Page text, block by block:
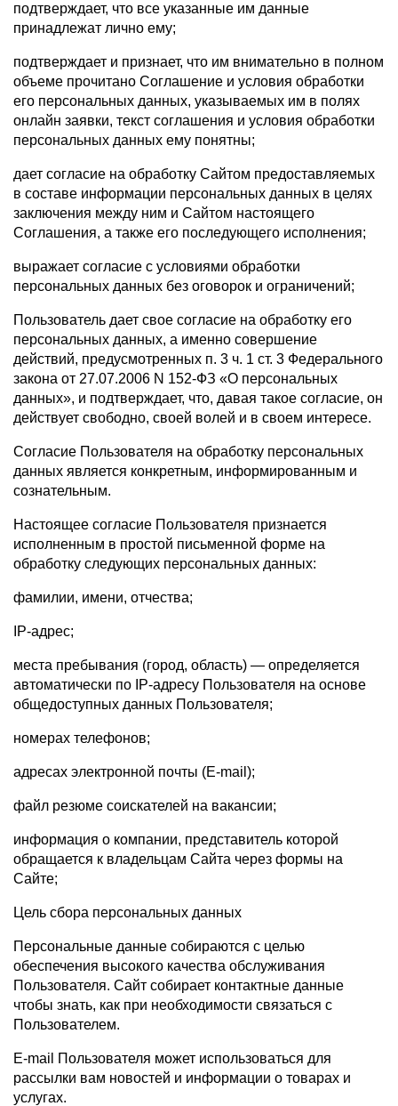
подтверждает, что все указанные им данные
принадлежат лично ему;
подтверждает и признает, что им внимательно в полном
объеме прочитано Соглашение и условия обработки
его персональных данных, указываемых им в полях
онлайн заявки, текст соглашения и условия обработки
персональных данных ему понятны;
дает согласие на обработку Сайтом предоставляемых
в составе информации персональных данных в целях
заключения между ним и Сайтом настоящего
Соглашения, а также его последующего исполнения;
выражает согласие с условиями обработки
персональных данных без оговорок и ограничений;
Пользователь дает свое согласие на обработку его
персональных данных, а именно совершение
действий, предусмотренных п. 3 ч. 1 ст. 3 Федерального
закона от 27.07.2006 N 152-ФЗ «О персональных
данных», и подтверждает, что, давая такое согласие, он
действует свободно, своей волей и в своем интересе.
Согласие Пользователя на обработку персональных
данных является конкретным, информированным и
сознательным.
Настоящее согласие Пользователя признается
исполненным в простой письменной форме на
обработку следующих персональных данных:
фамилии, имени, отчества;
IP-адрес;
места пребывания (город, область) — определяется
автоматически по IP-адресу Пользователя на основе
общедоступных данных Пользователя;
номерах телефонов;
адресах электронной почты (E-mail);
файл резюме соискателей на вакансии;
информация о компании, представитель которой
обращается к владельцам Сайта через формы на
Сайте;
Цель сбора персональных данных
Персональные данные собираются с целью
обеспечения высокого качества обслуживания
Пользователя. Сайт собирает контактные данные
чтобы знать, как при необходимости связаться с
Пользователем.
E-mail Пользователя может использоваться для
рассылки вам новостей и информации о товарах и
услугах.